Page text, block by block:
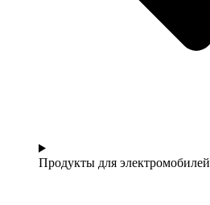
Продукты для электромобилей